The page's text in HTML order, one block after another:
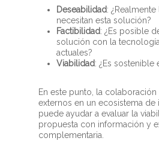
Deseabilidad:
necesitan esta solución?
Factibilidad: ¿Es posible
solución con la
actuales?
Viabilidad: ¿Es sostenible
En este punto, la
externos en un ecosistema de
puede ayudar a evaluar la
propuesta con información y
complementaria.